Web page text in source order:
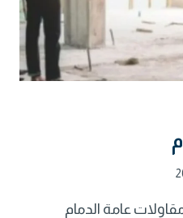
عامة الدمام